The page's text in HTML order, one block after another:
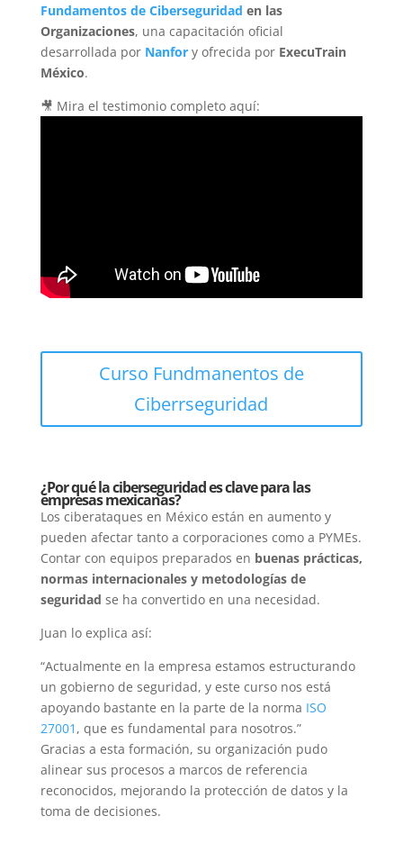
Fundamentos de Ciberseguridad en las
Organizaciones, una capacitación oficial
desarrollada por Nanfor y ofrecida por ExecuTrain
México.
🎥 Mira el testimonio completo aquí:
Curso Fundmanentos de
Ciberrseguridad
¿Por qué la ciberseguridad es clave para las
empresas mexicanas?
Los ciberataques en México están en aumento y
pueden afectar tanto a corporaciones como a PYMEs.
Contar con equipos preparados en buenas prácticas,
normas internacionales y metodologías de
seguridad se ha convertido en una necesidad.
Juan lo explica así:
“Actualmente en la empresa estamos estructurando
un gobierno de seguridad, y este curso nos está
apoyando bastante en la parte de la norma ISO
27001 , que es fundamental para nosotros.”
Gracias a esta formación, su organización pudo
alinear sus procesos a marcos de referencia
reconocidos, mejorando la protección de datos y la
toma de decisiones.